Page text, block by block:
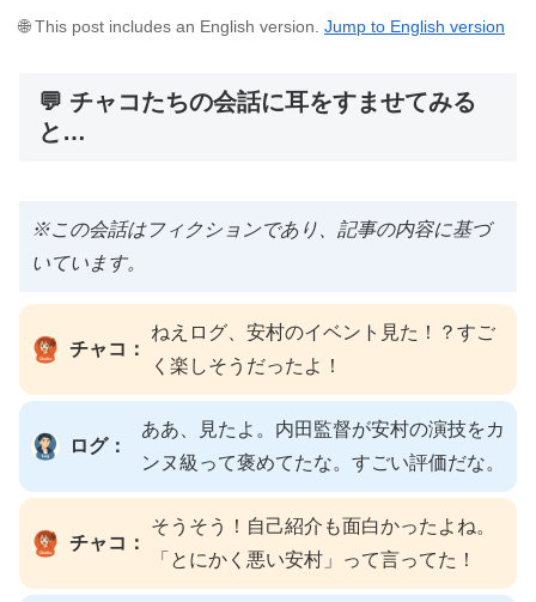
🌐 This post includes an English version. Jump to English version
💬 チャコたちの会話に耳をすませてみる
と…
※この会話はフィクションであり、記事の内容に基づ
いています。
チャコ：
ねえログ、安村のイベント見た！？すご
く楽しそうだったよ！
ログ：
ああ、見たよ。内田監督が安村の演技をカ
ンヌ級って褒めてたな。すごい評価だな。
チャコ：
そうそう！自己紹介も面白かったよね。
「とにかく悪い安村」って言ってた！